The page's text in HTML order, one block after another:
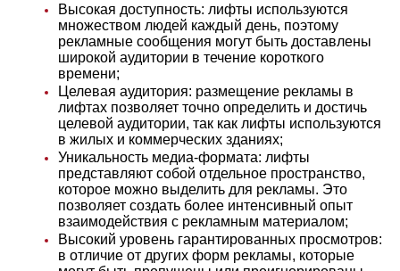
Высокая доступность: лифты используются
множеством людей каждый день, поэтому
рекламные сообщения могут быть доставлены
широкой аудитории в течение короткого
времени;
Целевая аудитория: размещение рекламы в
лифтах позволяет точно определить и достичь
целевой аудитории, так как лифты используются
в жилых и коммерческих зданиях;
Уникальность медиа-формата: лифты
представляют собой отдельное пространство,
которое можно выделить для рекламы. Это
позволяет создать более интенсивный опыт
взаимодействия с рекламным материалом;
Высокий уровень гарантированных просмотров:
в отличие от других форм рекламы, которые